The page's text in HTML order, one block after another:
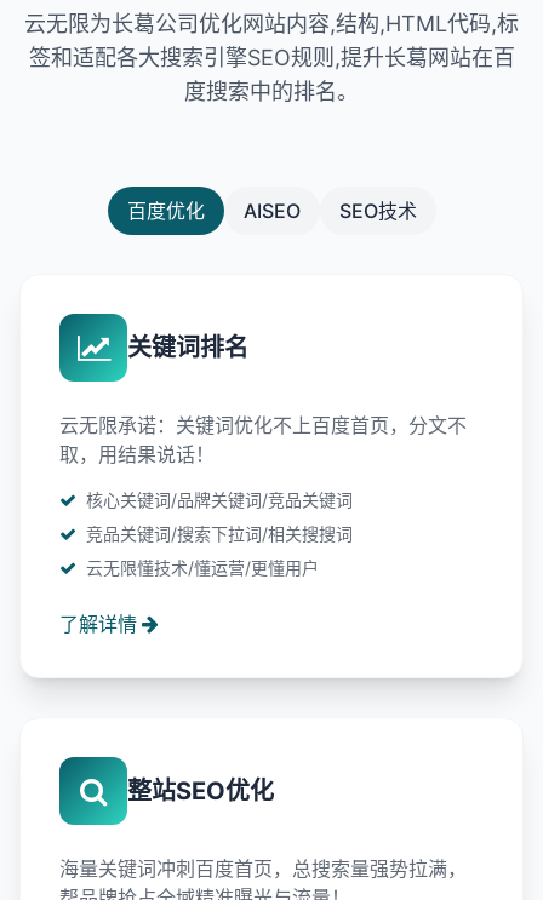
云无限为长葛公司优化网站内容,结构,HTML代码,标
签和适配各大搜索引擎SEO规则,提升长葛网站在百
度搜索中的排名。
百度优化 AISEO SEO技术
关键词排名
云无限承诺：关键词优化不上百度首页，分文不
取，用结果说话！
核心关键词/品牌关键词/竞品关键词
竞品关键词/搜索下拉词/相关搜搜词
云无限懂技术/懂运营/更懂用户
了解详情
整站SEO优化
海量关键词冲刺百度首页，总搜索量强势拉满，